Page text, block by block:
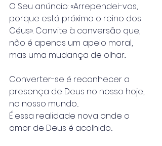
O Seu anúncio: «Arrependei-vos,
porque está próximo o reino dos
Céus». Convite à conversão que,
não é apenas um apelo moral,
mas uma mudança de olhar...
Converter-se é reconhecer a
presença de Deus no nosso hoje,
no nosso mundo...
É essa realidade nova onde o
amor de Deus é acolhido...